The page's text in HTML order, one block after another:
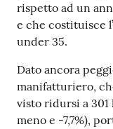
rispetto ad un
e che costituisce
under 35.
Dato ancora
manifatturiero,
visto ridursi a
meno e -7,7%),